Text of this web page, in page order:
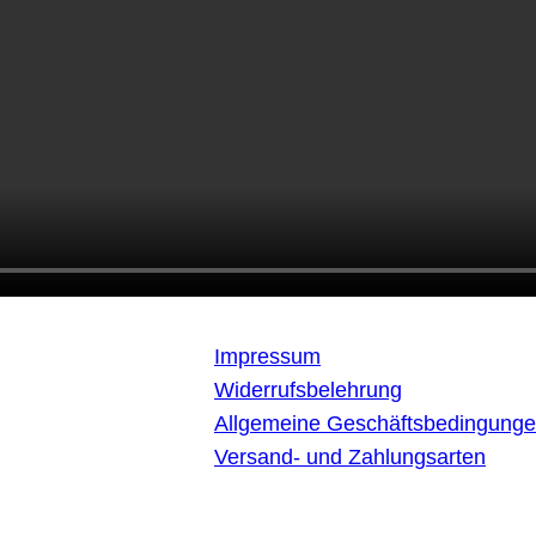
Impressum
Widerrufsbelehrung
Allgemeine
Versand- und Zahlungsarten